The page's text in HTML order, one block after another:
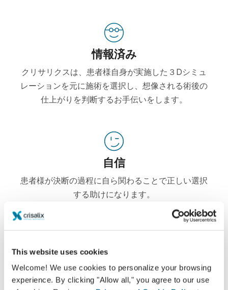
This website uses cookies
Welcome! We use cookies to personalize your browsing
experience. By clicking "Allow all," you agree to our use
情報済み
クリサリクスは、患者様自身が実施した３Dシミュ
レーションを元に施術を選択し、想像される術後の
仕上がりを判断するお手伝いをします。
自信
患者様が決断の過程に自ら関わることで正しい選択
する助けになります。
満足した
100% の女性が、事前にクリサリクス３Dシミュレ